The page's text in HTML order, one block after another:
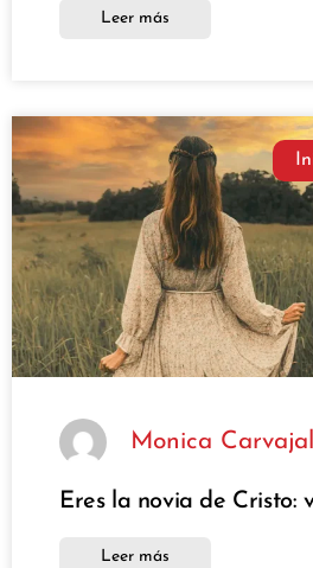
Leer más
Monica Carvajal
Eres la novia de Cristo:
Leer más